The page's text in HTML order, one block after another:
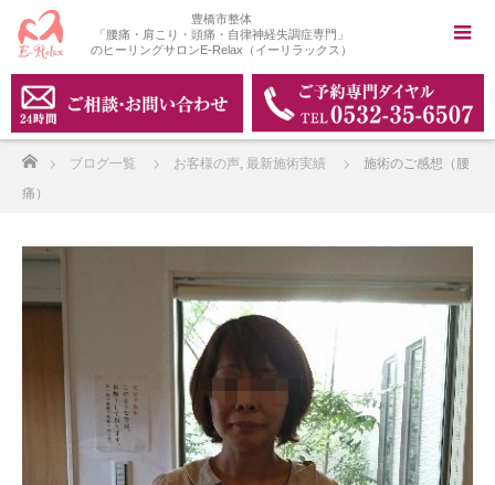
豊橋市整体
「腰痛・肩こり・頭痛・自律神経失調症専門」
のヒーリングサロンE-Relax（イーリラックス）
ブログ一覧 お客様の声, 最新施術実績
施術のご感想（腰
痛）